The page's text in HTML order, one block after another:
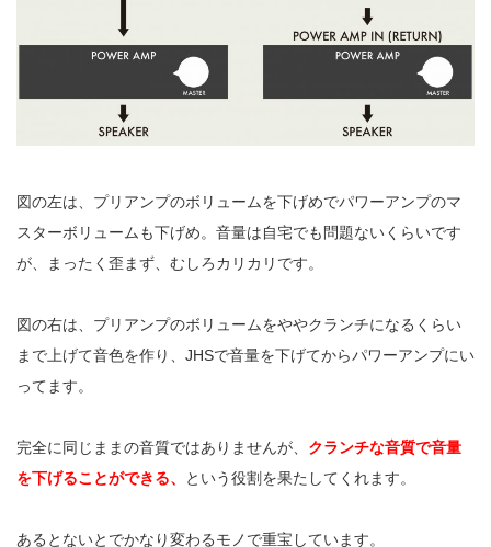
図の左は、プリアンプのボリュームを下げめでパワーアンプのマ
スターボリュームも下げめ。音量は自宅でも問題ないくらいです
が、まったく歪まず、むしろカリカリです。
図の右は、プリアンプのボリュームをややクランチになるくらい
まで上げて音色を作り、JHSで音量を下げてからパワーアンプにい
ってます。
完全に同じままの音質ではありませんが、 クランチな音質で音量
を下げることができる、
という役割を果たしてくれます。
あるとないとでかなり変わるモノで重宝しています。